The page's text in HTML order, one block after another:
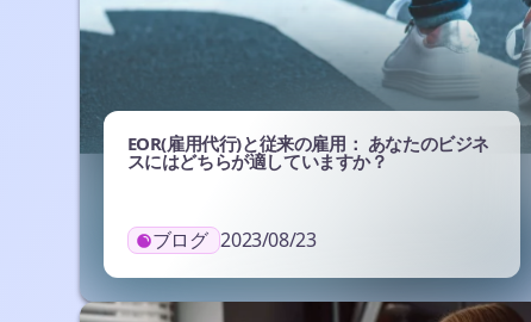
EOR(雇用代行)と従来の雇用： あなたのビジネ
スにはどちらが適していますか？
ブログ 2023/08/23